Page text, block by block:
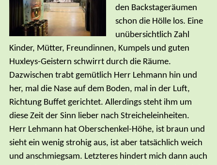
den Backstageräumen
schon die Hölle los. Eine
unübersichtlich Zahl
Kinder, Mütter, Freundinnen, Kumpels und guten
Huxleys-Geistern schwirrt durch die Räume.
Dazwischen trabt gemütlich Herr Lehmann hin und
her, mal die Nase auf dem Boden, mal in der Luft,
Richtung Buffet gerichtet. Allerdings steht ihm um
diese Zeit der Sinn lieber nach Streicheleinheiten.
Herr Lehmann hat Oberschenkel-Höhe, ist braun und
sieht ein wenig strohig aus, ist aber tatsächlich weich
und anschmiegsam. Letzteres hindert mich dann auch